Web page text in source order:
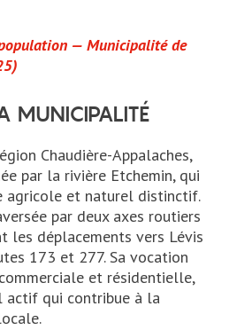
— Municipalité de
MUNICIPALITÉ
Chaudière-Appalaches,
par la rivière Etchemin, qui
agricole et naturel distinctif.
par deux axes routiers
les déplacements vers Lévis
173 et 277. Sa vocation
et résidentielle,
actif qui contribue à la